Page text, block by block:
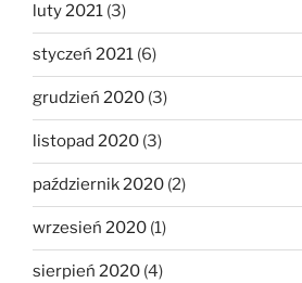
luty 2021 (3)
styczeń 2021 (6)
grudzień 2020 (3)
listopad 2020 (3)
październik 2020 (2)
wrzesień 2020 (1)
sierpień 2020 (4)